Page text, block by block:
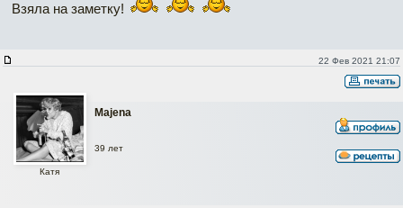
Взяла на заметку!
22 Фев 2021 21:07
Majena
Катя
39 лет